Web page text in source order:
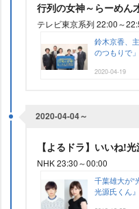
行列の女神～らーめん
テレビ東京系列 22:00～
鈴木京香、
のつもりで
2020-04-19
2020-04-04～
【よるドラ】いいね!
NHK 23:30～00:00
千葉雄大が“
光源氏くん